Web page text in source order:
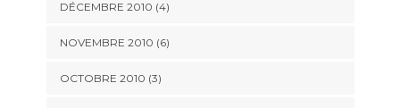
DÉCEMBRE 2010 (4)
NOVEMBRE 2010 (6)
OCTOBRE 2010 (3)